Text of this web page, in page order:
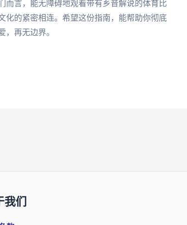
而言，能无障碍地观看带有乡音解说的体育比
化的紧密相连。希望这份指南，能帮助你彻底
，再无边界。
我们